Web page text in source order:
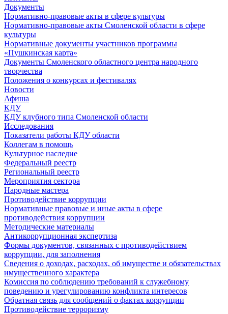
Документы
Нормативно-правовые акты в сфере культуры
Нормативно-правовые акты Смоленской области в сфере
культуры
Нормативные документы участников программы
«Пушкинская карта»
Документы Смоленского областного центра народного
творчества
Положения о конкурсах и фестивалях
Новости
Афиша
КДУ
КДУ клубного типа Смоленской области
Исследования
Показатели работы КДУ области
Коллегам в помощь
Культурное наследие
Федеральный реестр
Региональный реестр
Мероприятия сектора
Народные мастера
Противодействие коррупции
Нормативные правовые и иные акты в сфере
противодействия коррупции
Методические материалы
Антикоррупционная экспертиза
Формы документов, связанных с противодействием
коррупции, для заполнения
Сведения о доходах, расходах, об имуществе и обязательствах
имущественного характера
Комиссия по соблюдению требований к служебному
поведению и урегулированию конфликта интересов
Обратная связь для сообщений о фактах коррупции
Противодействие терроризму